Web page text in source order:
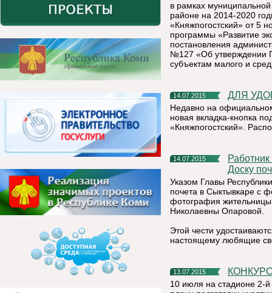
в рамках
районе на 2014-2020
«Княжпогостский» от 5
программы «Развитие
постановления
№127 «Об утверждении
субъектам малого и
14.07.2015 ДЛЯ
Недавно на
новая вкладка-кнопка
«Княжпогостский».
14.07.2015
Работник ООО «Плитный мир» Тамара Опарова попала на
Доску
Указом Главы
почета в Сыктывкаре с
фотография
Николаевны Опаровой.
Этой чести
настоящему любящие
13.07.2015
10 июля на стадионе 2-й